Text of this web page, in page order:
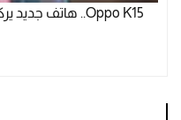
Oppo K15.. هاتف جديد يركز على الأداء والبطارية العملاقة